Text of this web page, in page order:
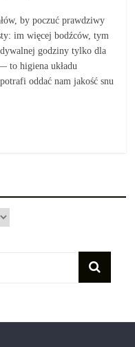
by poczuć prawdziwy
im więcej bodźców, tym
godziny tylko dla
to higiena układu
oddać nam jakość snu